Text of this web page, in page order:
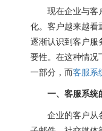
现在企业与客
化。客户越来越看
逐渐认识到客户服
要性。在这种情况
一部分，而客服系
一、客服系统
企业的客户从